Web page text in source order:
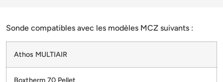
Sonde compatibles avec les modèles MCZ suivants :
Athos MULTIAIR
Boxtherm 70 Pellet